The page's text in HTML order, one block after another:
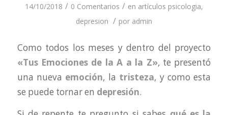
14/10/2018 / 0 Comentarios / en artículos psicologia,
depresion / por admin
Como todos los meses y dentro del proyecto
«Tus Emociones de la A a la Z», te presentó
una nueva emoción, la tristeza, y como esta
se puede tornar en depresión.